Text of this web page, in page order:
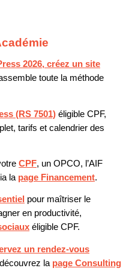
2026, créez un site
toute la méthode
(RS 7501) éligible CPF,
tarifs et calendrier des
CPF, un OPCO, l’AIF
la page Financement.
pour maîtriser le
en productivité,
éligible CPF.
un rendez-vous
la page Consulting